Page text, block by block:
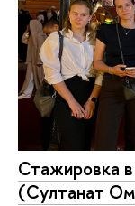
Стажировка
(Султанат